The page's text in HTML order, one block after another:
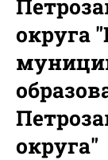
округа
округа"